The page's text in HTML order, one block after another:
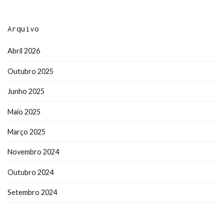
Arquivo
Abril 2026
Outubro 2025
Junho 2025
Maio 2025
Março 2025
Novembro 2024
Outubro 2024
Setembro 2024